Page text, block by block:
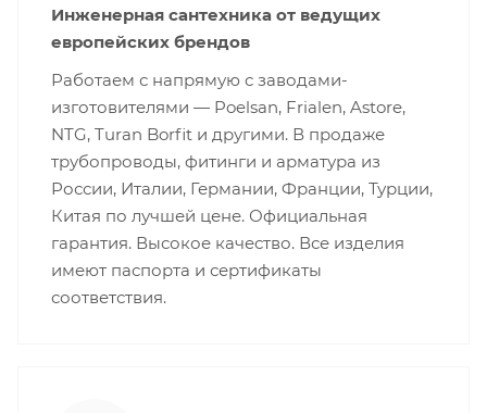
Инженерная сантехника от ведущих
европейских брендов
Работаем с напрямую с заводами-
изготовителями — Poelsan, Frialen, Astore,
NTG, Turan Borfit и другими. В продаже
трубопроводы, фитинги и арматура из
России, Италии, Германии, Франции, Турции,
Китая по лучшей цене. Официальная
гарантия. Высокое качество. Все изделия
имеют паспорта и сертификаты
соответствия.